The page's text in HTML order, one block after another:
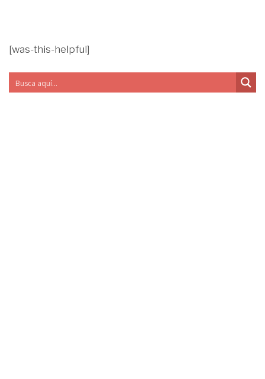
[was-this-helpful]